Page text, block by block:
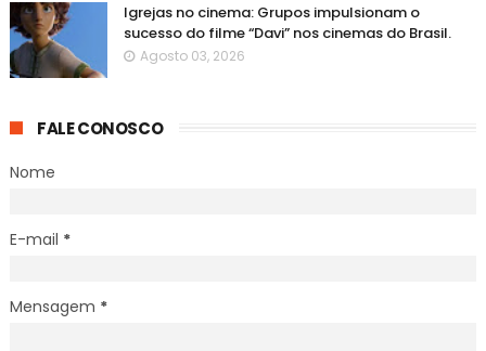
Igrejas no cinema: Grupos impulsionam o
sucesso do filme “Davi” nos cinemas do Brasil.
Agosto 03, 2026
FALE CONOSCO
Nome
E-mail *
Mensagem *